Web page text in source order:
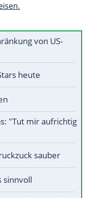
von US-
heute
"Tut mir aufrichtig
sauber
sinnvoll